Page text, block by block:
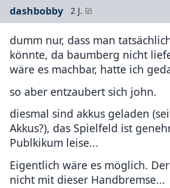
dashbobby 2 J.
dumm nur, dass man
könnte, da baumberg nicht
wäre es machbar, hatte ich
so aber entzaubert sich john.
diesmal sind akkus geladen
Akkus?), das Spielfeld ist
Publkikum leise...
Eigentlich wäre es möglich.
nicht mit dieser Handbremse...